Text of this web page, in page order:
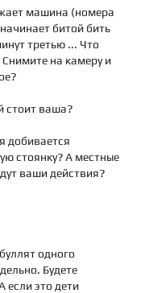
машина (номера
битой бить
третью ... Что
на камеру и
стоит ваша?
добивается
стоянку? А местные
ваши действия?
одного
Будете
если это дети